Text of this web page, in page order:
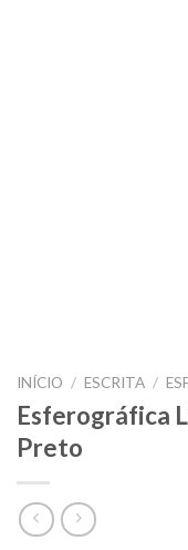
INÍCIO / ESCRITA /
Esferográfica
Preto